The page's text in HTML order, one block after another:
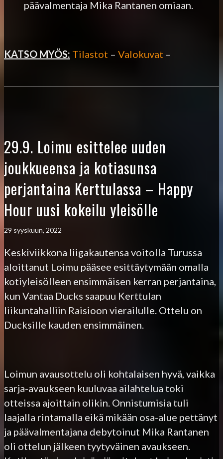
päävalmentaja Mika Rantanen omiaan.
KATSO MYÖS: Tilastot – Valokuvat –
29.9. Loimu esittelee uuden
joukkueensa ja kotiasunsa
perjantaina Kerttulassa – Happy
Hour uusi kokeilu yleisölle
29 syyskuun, 2022
Keskiviikkona liigakautensa voitolla Turussa
aloittanut Loimu pääsee esittäytymään omalla
kotiyleisölleen ensimmäisen kerran perjantaina,
kun Vantaa Ducks saapuu Kerttulan
liikuntahalliin Raisioon vierailulle. Ottelu on
Ducksille kauden ensimmäinen.
Loimun avausottelu oli kohtalaisen hyvä, vaikka
sarja-avaukseen kuuluvaa ailahtelua toki
otteissa ajoittain olikin. Onnistumisia tuli
laajalla rintamalla eikä mikään osa-alue pettänyt
ja päävalmentajana debytoinut Mika Rantanen
oli ottelun jälkeen tyytyväinen avaukseen.